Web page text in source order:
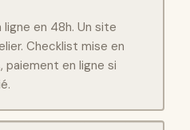
en 48h. Un site
Checklist mise en
paiement en ligne si